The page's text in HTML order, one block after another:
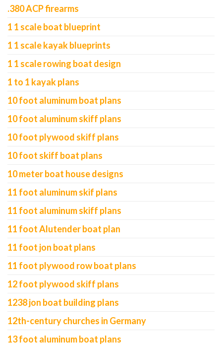
.380 ACP firearms
1 1 scale boat blueprint
1 1 scale kayak blueprints
1 1 scale rowing boat design
1 to 1 kayak plans
10 foot aluminum boat plans
10 foot aluminum skiff plans
10 foot plywood skiff plans
10 foot skiff boat plans
10 meter boat house designs
11 foot aluminum skif plans
11 foot aluminum skiff plans
11 foot Alutender boat plan
11 foot jon boat plans
11 foot plywood row boat plans
12 foot plywood skiff plans
1238 jon boat building plans
12th-century churches in Germany
13 foot aluminum boat plans